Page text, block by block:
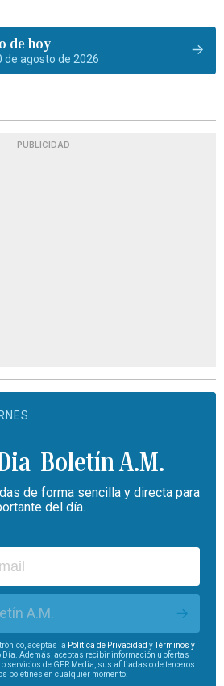
de hoy
de agosto de 2026
PUBLICIDAD
Boletín A.M.
de forma sencilla y directa para
del día.
A.M.
aceptas la Política de Privacidad yTérminos y
Día. Además, aceptas recibir información u ofertas
servicios de GFR Media, sus afiliadas o de terceros.
boletines en cualquier momento.